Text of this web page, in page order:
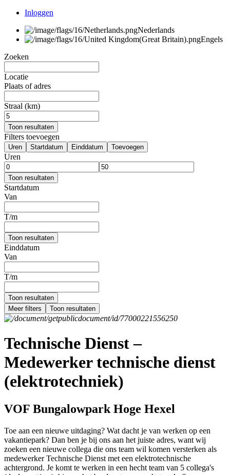
Inloggen
Nederlands
Engels
Zoeken
Locatie
Plaats of adres
Straal (km)
Toon resultaten
Filters toevoegen
Uren Startdatum Einddatum Toevoegen
Uren
Toon resultaten
Startdatum
Van
T/m
Toon resultaten
Einddatum
Van
T/m
Toon resultaten
Meer filters
Toon resultaten
Technische Dienst –
Medewerker technische dienst
(elektrotechniek)
VOF Bungalowpark Hoge Hexel
Toe aan een nieuwe uitdaging? Wat dacht je van werken op een
vakantiepark? Dan ben je bij ons aan het juiste adres, want wij
zoeken een nieuwe collega die ons team wil komen versterken als
medewerker Technische Dienst met een elektrotechnische
achtergrond. Je komt te werken in een hecht team van 5 collega's